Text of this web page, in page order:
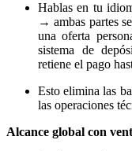
Hablas en tu
→ ambas partes
una oferta
sistema de
retiene el pago
Esto elimina las
las operaciones
Alcance global con